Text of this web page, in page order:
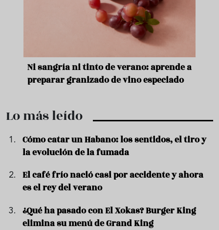
Ni sangría ni tinto de verano: aprende a
preparar granizado de vino especiado
Lo más leído
Cómo catar un Habano: los sentidos, el tiro y
la evolución de la fumada
El café frío nació casi por accidente y ahora
es el rey del verano
¿Qué ha pasado con El Xokas? Burger King
elimina su menú de Grand King